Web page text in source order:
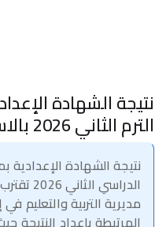
نتيجة الشهادة
الترم الثاني 2026 بالاسم ورقم الجلوس
نتيجة الشهادة
مديرية التربية والتعليم
المرتبطة بإعداد النتيجة